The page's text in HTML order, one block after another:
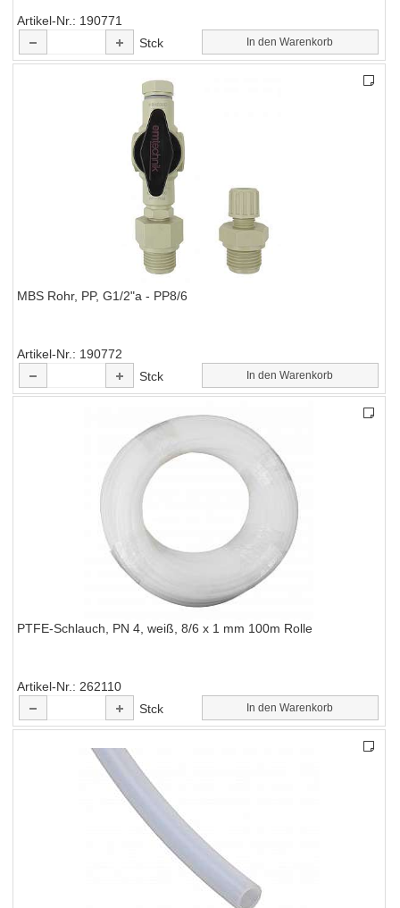
Artikel-Nr.
190771
Stck
In den Warenkorb
MBS Rohr, PP, G1/2"a - PP8/6
Artikel-Nr.
190772
Stck
In den Warenkorb
PTFE-Schlauch, PN 4, weiß, 8/6 x 1 mm 100m Rolle
Artikel-Nr.
262110
Stck
In den Warenkorb